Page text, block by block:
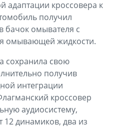
адаптации кроссовера к
получил
бачок омывателя с
омывающей жидкости.
сохранила свою
получив
интеграции
кроссовер
аудиосистему,
12 динамиков, два из